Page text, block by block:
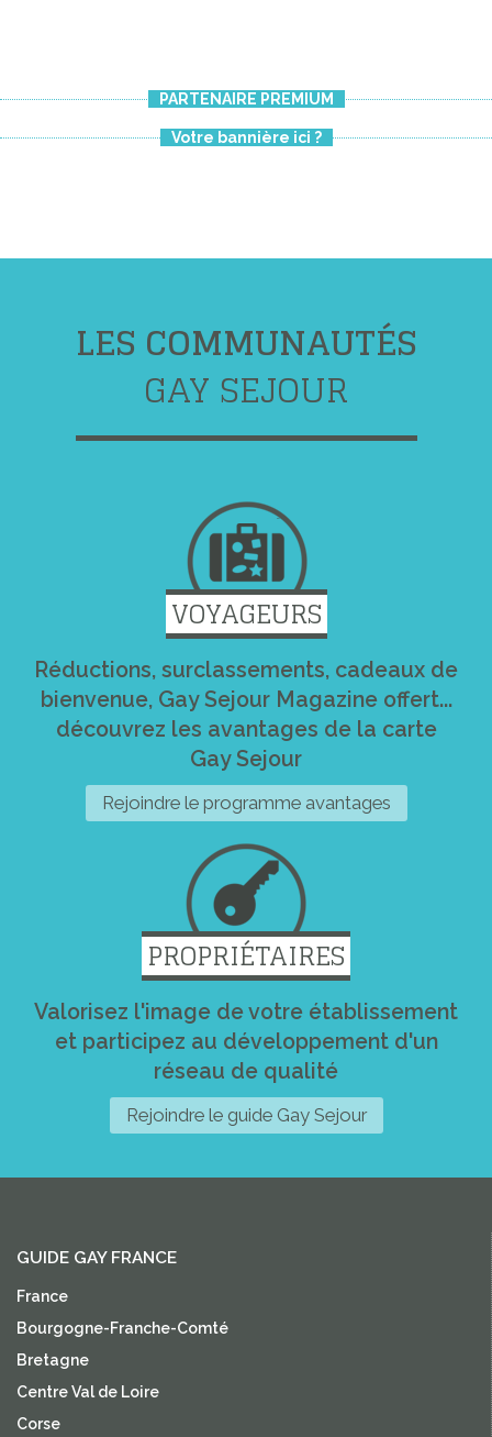
PARTENAIRE PREMIUM
Votre bannière ici ?
LES COMMUNAUTÉS
GAY SEJOUR
VOYAGEURS
Réductions, surclassements, cadeaux de
bienvenue, Gay Sejour Magazine offert...
découvrez les avantages de la carte
Gay Sejour
Rejoindre le programme avantages
PROPRIÉTAIRES
Valorisez l'image de votre établissement
et participez au développement d'un
réseau de qualité
Rejoindre le guide Gay Sejour
GUIDE GAY FRANCE
France
Bourgogne-Franche-Comté
Bretagne
Centre Val de Loire
Corse